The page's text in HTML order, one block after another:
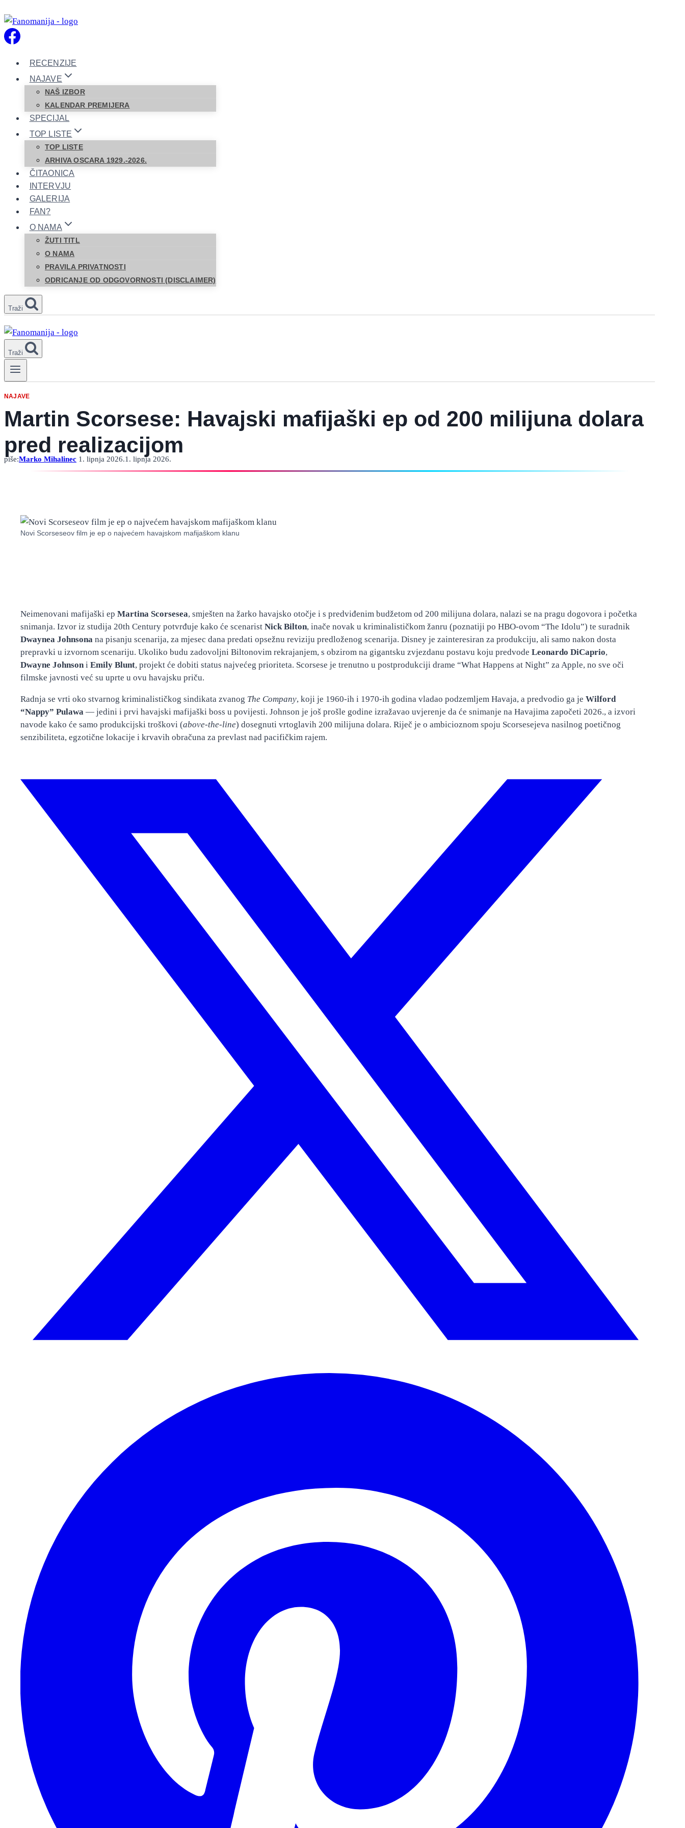
to
content
RECENZIJE
NAJAVE
NAŠ IZBOR
KALENDAR PREMIJERA
SPECIJAL
TOP LISTE
TOP LISTE
ARHIVA OSCARA 1929.-2026.
ČITAONICA
INTERVJU
GALERIJA
FAN?
O NAMA
ŽUTI TITL
O NAMA
PRAVILA PRIVATNOSTI
ODRICANJE OD ODGOVORNOSTI (DISCLAIMER)
Traži
Traži
NAJAVE
Martin Scorsese: Havajski mafijaški ep od 200 milijuna dolara
pred realizacijom
piše:Marko Mihalinec 1. lipnja 2026.1. lipnja 2026.
Novi Scorseseov film je ep o najvećem havajskom mafijaškom klanu
Neimenovani mafijaški ep Martina Scorsesea, smješten na žarko havajsko otočje i s predviđenim budžetom od 200 milijuna dolara, nalazi se na pragu dogovora i početka
snimanja. Izvor iz studija 20th Century potvrđuje kako će scenarist Nick Bilton, inače novak u kriminalističkom žanru (poznatiji po HBO-ovom “The Idolu”) te suradnik
Dwaynea Johnsona na pisanju scenarija, za mjesec dana predati opsežnu reviziju predloženog scenarija. Disney je zainteresiran za produkciju, ali samo nakon dosta
prepravki u izvornom scenariju. Ukoliko budu zadovoljni Biltonovim rekrajanjem, s obzirom na gigantsku zvjezdanu postavu koju predvode Leonardo DiCaprio,
Dwayne Johnsoni Emily Blunt, projekt će dobiti status najvećeg prioriteta. Scorsese je trenutno u postprodukciji drame “What Happens at Night” za Apple, no sve oči
filmske javnosti već su uprte u ovu havajsku priču.
Radnja se vrti oko stvarnog kriminalističkog sindikata zvanog The Company, koji je 1960-ih i 1970-ih godina vladao podzemljem Havaja, a predvodio ga je Wilford
“Nappy” Pulawa — jedini i prvi havajski mafijaški boss u povijesti. Johnson je još prošle godine izražavao uvjerenje da će snimanje na Havajima započeti 2026., a izvori
navode kako će samo produkcijski troškovi (above-the-line) dosegnuti vrtoglavih 200 milijuna dolara. Riječ je o ambicioznom spoju Scorsesejeva nasilnog poetičnog
senzibiliteta, egzotične lokacije i krvavih obračuna za prevlast nad pacifičkim rajem.